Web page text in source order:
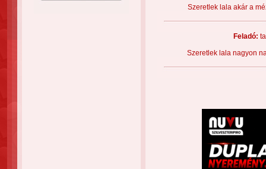
Szeretlek lala akár a
Feladó:
Szeretlek lala nagyon